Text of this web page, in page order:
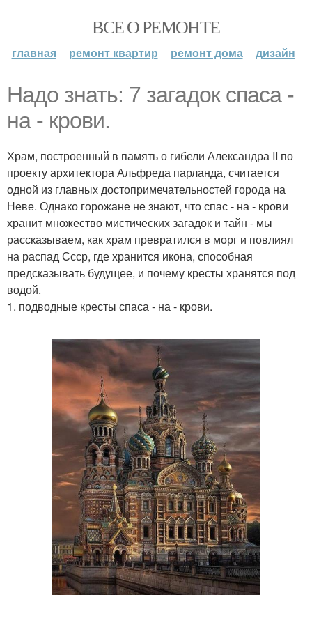
ВСЕ О РЕМОНТЕ
главная ремонт квартир ремонт дома дизайн
Надо знать: 7 загадок спаса -
на - крови.
Храм, построенный в память о гибели Александра II по
проекту архитектора Альфреда парланда, считается
одной из главных достопримечательностей города на
Неве. Однако горожане не знают, что спас - на - крови
хранит множество мистических загадок и тайн - мы
рассказываем, как храм превратился в морг и повлиял
на распад Ссср, где хранится икона, способная
предсказывать будущее, и почему кресты хранятся под
водой.
1. подводные кресты спаса - на - крови.